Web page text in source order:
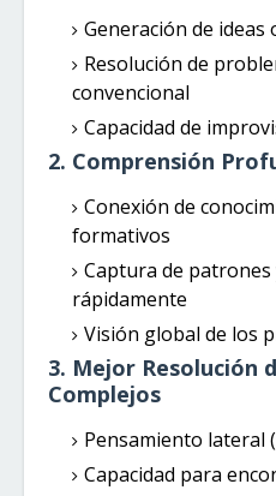
Generación de ideas
Resolución de
convencional
Capacidad de
2. Comprensión
Conexión de
formativos
Captura de
rápidamente
Visión global de los
3. Mejor Resolución
Complejos
Pensamiento lateral
Capacidad para